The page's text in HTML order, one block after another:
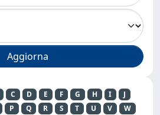
C D E F G H I
J
P Q R S T U V
W